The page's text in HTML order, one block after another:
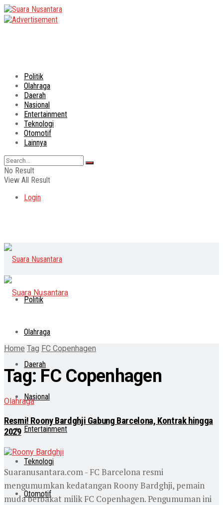
Politik
Olahraga
Daerah
Nasional
Entertainment
Teknologi
Otomotif
Lainnya
No Result
View All Result
Login
Politik
Olahraga
Daerah
Nasional
Entertainment
Teknologi
Otomotif
Home Tag FC Copenhagen
Tag: FC Copenhagen
Olahraga
Resmi! Roony Bardghji Gabung Barcelona, Kontrak hingga
2029
Suaranusantara.com - FC Barcelona resmi
mengumumkan kedatangan Roony Bardghji, pemain
muda berbakat milik FC Copenhagen. Pengumuman ini